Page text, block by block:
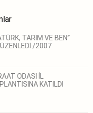
TARIM VE BEN”
/2007
ODASI İL
KATILDI